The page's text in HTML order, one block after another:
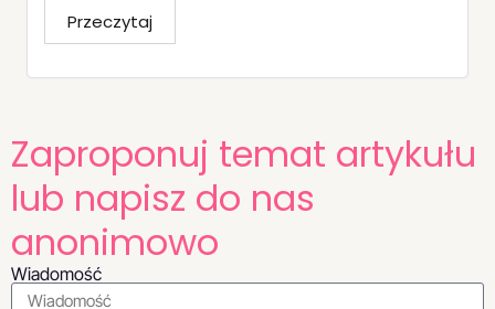
Przeczytaj
Zaproponuj temat artykułu
lub napisz do nas
anonimowo
Wiadomość